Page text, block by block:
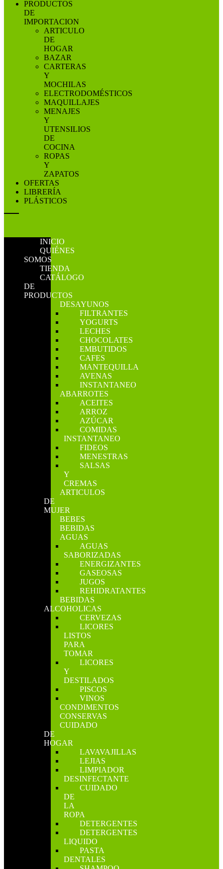
PRODUCTOS
DE
IMPORTACION
ARTICULO
DE
HOGAR
BAZAR
CARTERAS
Y
MOCHILAS
ELECTRODOMÉSTICOS
MAQUILLAJES
MENAJES
Y
UTENSILIOS
DE
COCINA
ROPAS
Y
ZAPATOS
OFERTAS
LIBRERÍA
PLÁSTICOS
INICIO
QUIÉNES
SOMOS
TIENDA
CATÁLOGO
DE
PRODUCTOS
DESAYUNOS
FILTRANTES
YOGURTS
LECHES
CHOCOLATES
EMBUTIDOS
CAFES
MANTEQUILLA
AVENAS
INSTANTANEO
ABARROTES
ACEITES
ARROZ
AZÚCAR
COMIDAS
INSTANTANEO
FIDEOS
MENESTRAS
SALSAS
Y
CREMAS
ARTICULOS
DE
MUJER
BEBES
BEBIDAS
AGUAS
AGUAS
SABORIZADAS
ENERGIZANTES
GASEOSAS
JUGOS
REHIDRATANTES
BEBIDAS
ALCOHOLICAS
CERVEZAS
LICORES
LISTOS
PARA
TOMAR
LICORES
Y
DESTILADOS
PISCOS
VINOS
CONDIMENTOS
CONSERVAS
CUIDADO
DE
HOGAR
LAVAVAJILLAS
LEJIAS
LIMPIADOR
DESINFECTANTE
CUIDADO
DE
LA
ROPA
DETERGENTES
DETERGENTES
LIQUIDO
PASTA
DENTALES